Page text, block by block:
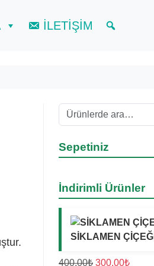
İLETİŞİM
Ara:
Sepetiniz
İndirimli Ürünler
SİKLAMEN ÇİÇEĞİ
400,00₺ O
300,00₺Ş